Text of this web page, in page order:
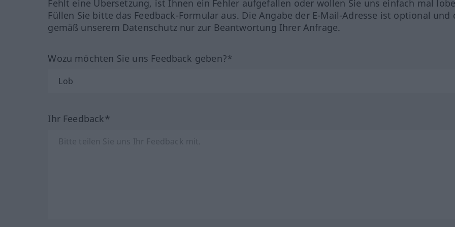
Fehlt eine Übersetzung, ist Ihnen ein Fehler aufgefallen oder wollen Sie uns einfach mal
Füllen Sie bitte das Feedback-Formular aus. Die Angabe der E-Mail-Adresse ist optional und
gemäß unserem Datenschutz nur zur Beantwortung Ihrer Anfrage.
Wozu möchten Sie uns Feedback geben?*
Ihr Feedback*